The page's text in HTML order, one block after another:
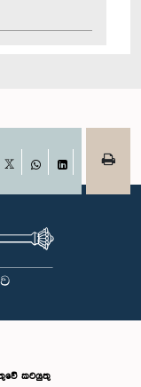
WhatsAppLinkedIn
කටයුතු